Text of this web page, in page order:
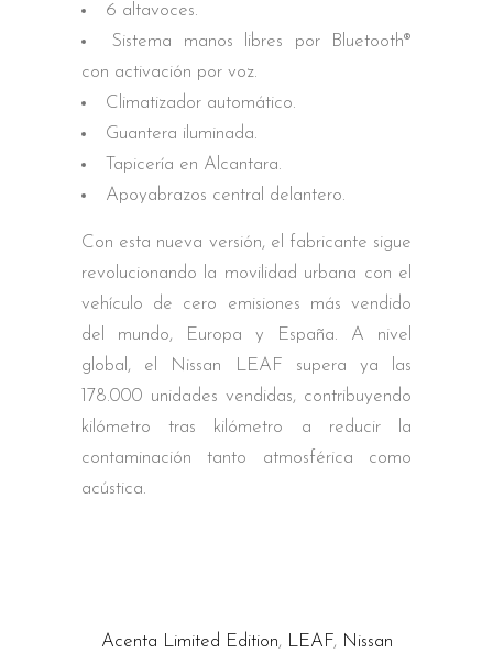
6 altavoces.
Sistema manos libres por Bluetooth®
con activación por voz.
Climatizador automático.
Guantera iluminada.
Tapicería en Alcantara.
Apoyabrazos central delantero.
Con esta nueva versión, el fabricante sigue
revolucionando la movilidad urbana con el
vehículo de cero emisiones más vendido
del mundo, Europa y España. A nivel
global, el Nissan LEAF supera ya las
178.000 unidades vendidas, contribuyendo
kilómetro tras kilómetro a reducir la
contaminación tanto atmosférica como
acústica.
Acenta Limited Edition, LEAF, Nissan